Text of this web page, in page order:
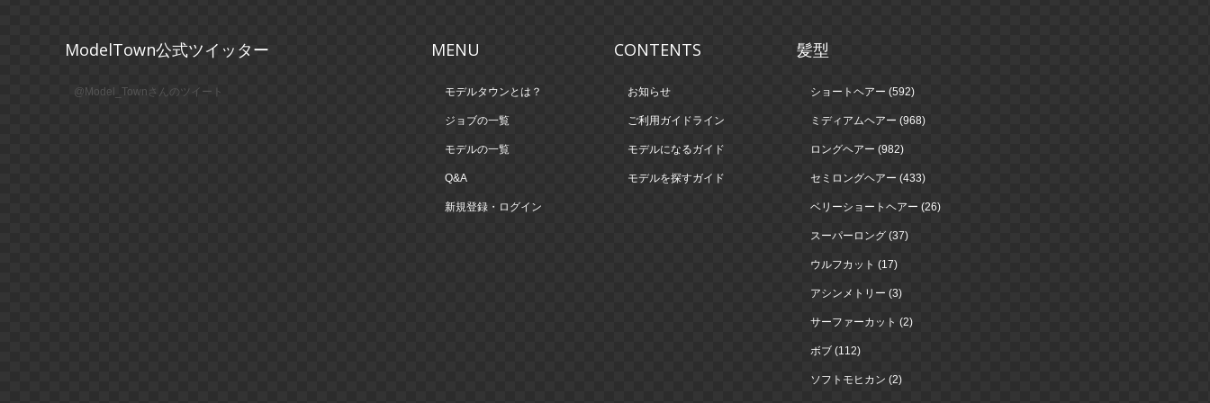
ModelTown公式ツイッター
@Model_Townさんのツイート
MENU
モデルタウンとは？
ジョブの一覧
モデルの一覧
Q&A
新規登録・ログイン
CONTENTS
お知らせ
ご利用ガイドライン
モデルになるガイド
モデルを探すガイド
髪型
ショートヘアー (592)
ミディアムヘアー (968)
ロングヘアー (982)
セミロングヘアー (433)
ベリーショートヘアー (26)
スーパーロング (37)
ウルフカット (17)
アシンメトリー (3)
サーファーカット (2)
ボブ (112)
ソフトモヒカン (2)